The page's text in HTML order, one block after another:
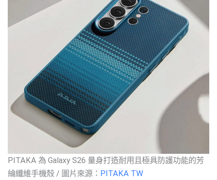
PITAKA 為 Galaxy S26 量身打造耐用且極具防護功能的芳
綸纖維手機殼 / 圖片來源： PITAKA TW